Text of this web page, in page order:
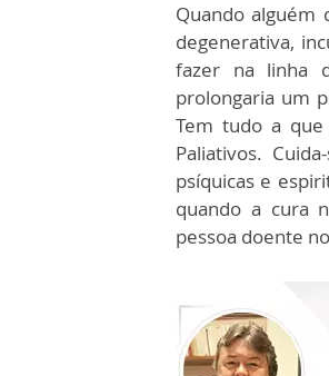
Quando alguém
degenerativa,
fazer na linha
prolongaria um
Tem tudo a
Paliativos.
psíquicas e
quando a cura
pessoa doente